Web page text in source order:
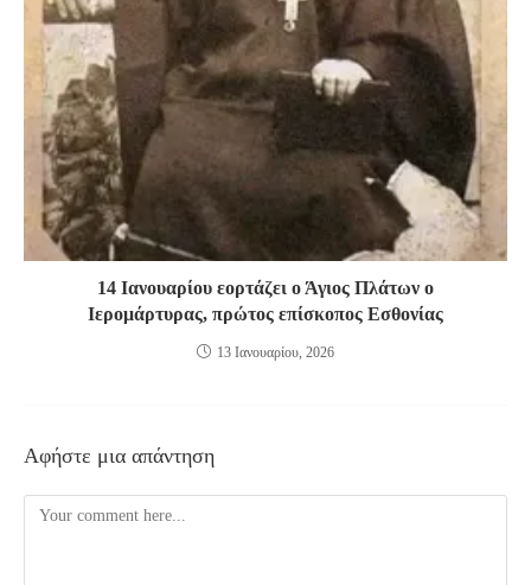
14 Ιανουαρίου εορτάζει ο Άγιος Πλάτων ο
Ιερομάρτυρας, πρώτος επίσκοπος Εσθονίας
13 Ιανουαρίου, 2026
Αφήστε μια απάντηση
Comment